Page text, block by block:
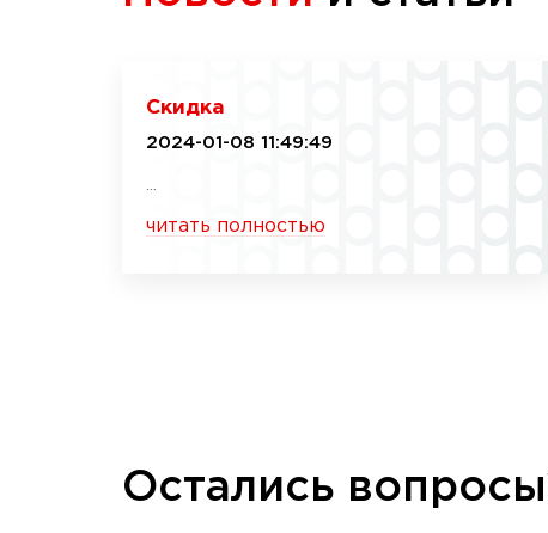
Скидка
2024-01-08 11:49:49
читать полностью
Остались